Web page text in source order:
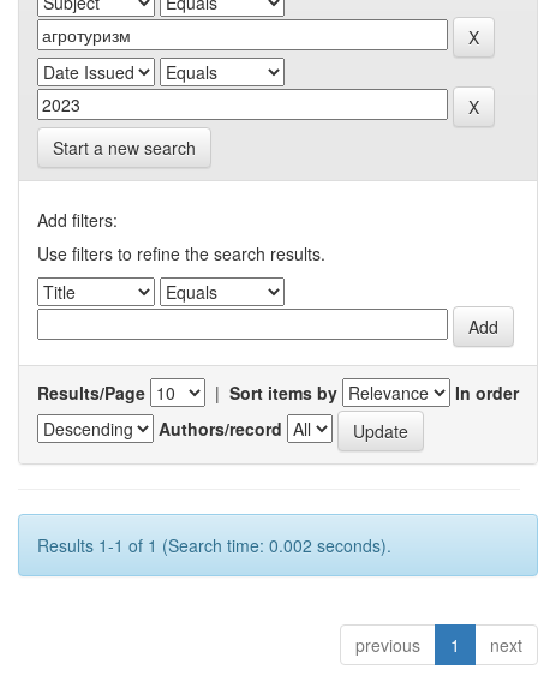
Start a new search
Add filters:
Use filters to refine the search results.
Results/Page | Sort items by
In order
Authors/record
Results 1-1 of 1 (Search time: 0.002 seconds).
previous 1 next